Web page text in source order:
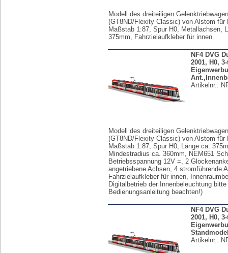
Modell des dreiteiligen
(GT8ND/Flexity Classic) von Alstom für
Maßstab 1:87, Spur H0, Metallachsen,
375mm, Fahrzielaufkleber für innen.
NF4 DVG
2001, H0,
Artikelnr.:
Modell des dreiteiligen
(GT8ND/Flexity Classic) von Alstom für
Maßstab 1:87, Spur H0, Länge ca.
Mindestradius ca. 360mm, NEM651
Betriebsspannung 12V =, 2
angetriebene Achsen, 4 stromführende
Fahrzielaufkleber für innen,
Digitalbetrieb der Innenbeleuchtung
Bedienungsanleitung beachten!)
NF4 DVG
2001, H0,
Artikelnr.: